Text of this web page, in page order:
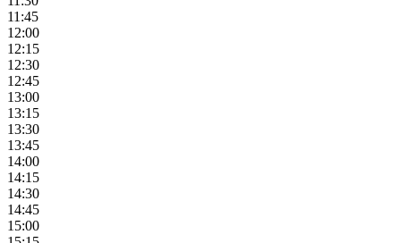
11:45
12:00
12:15
12:30
12:45
13:00
13:15
13:30
13:45
14:00
14:15
14:30
14:45
15:00